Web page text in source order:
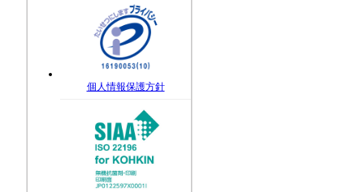
個人情報保護方針